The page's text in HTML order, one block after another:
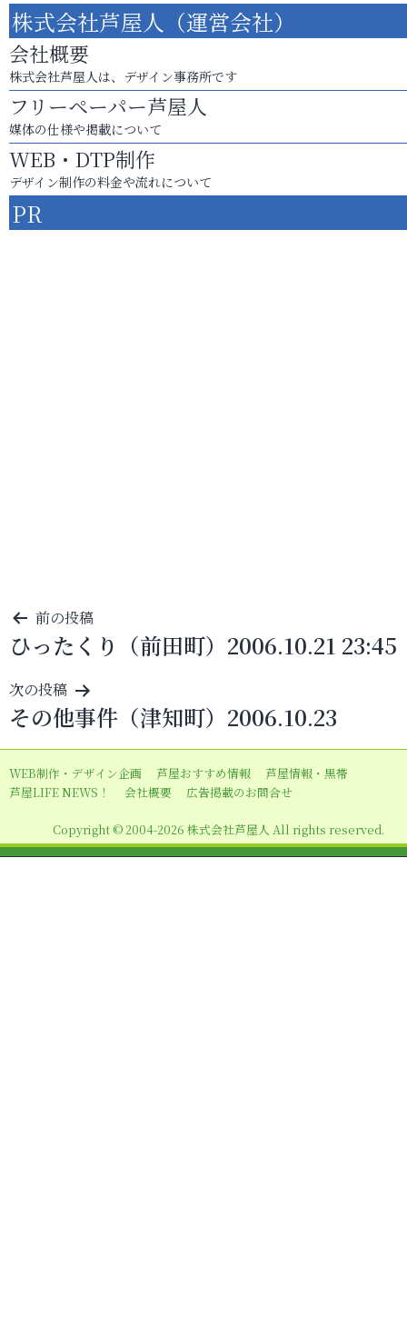
株式会社芦屋人（運営会社）
会社概要
株式会社芦屋人は、デザイン事務所です
フリーペーパー芦屋人
媒体の仕様や掲載について
WEB・DTP制作
デザイン制作の料金や流れについて
PR
投
稿
ナ
ビ
ゲ
ー
シ
ン
前の投稿
ひったくり（前田町）2006.10.21 23:45
次の投稿
その他事件（津知町）2006.10.23
WEB制作・デザイン企画 芦屋おすすめ情報
芦屋情報・黒帯
芦屋LIFE NEWS！
会社概要 広告掲載のお問合せ
Copyright © 2004-2026 株式会社芦屋人 All rights reserved.